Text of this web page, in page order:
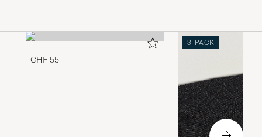
CHF 55
3-PACK